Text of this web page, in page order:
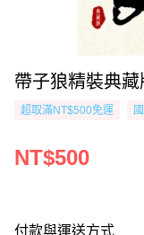
帶子狼精裝典藏
超取滿NT$500免運
NT$500
付款與運送方式